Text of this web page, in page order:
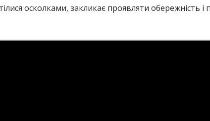
осколками, закликає проявляти обережність і